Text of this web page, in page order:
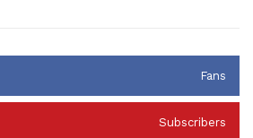
Fans
Subscribers